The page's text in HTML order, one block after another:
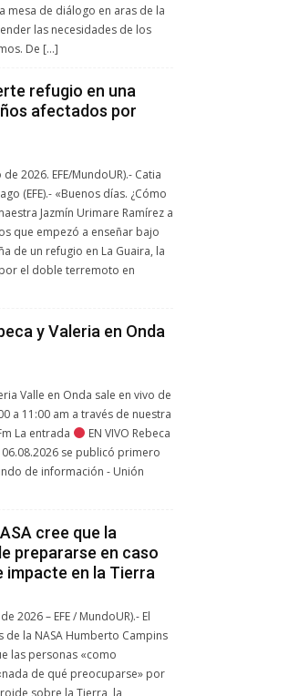
mesa de diálogo en aras de la
las necesidades de los
De […]
refugio en una
afectados por
2026. EFE/MundoUR).- Catia
(EFE).- «Buenos días. ¿Cómo
Jazmín Urimare Ramírez a
que empezó a enseñar bajo
de un refugio en La Guaira, la
el doble terremoto en
y Valeria en Onda
Valle en Onda sale en vivo de
a 11:00 am a través de nuestra
La entrada
EN VIVO Rebeca
se publicó primero
de información - Unión
cree que la
prepararse en caso
impacte en la Tierra
2026 – EFE / MundoUR).- El
la NASA Humberto Campins
las personas «como
de qué preocuparse» por
sobre la Tierra, la